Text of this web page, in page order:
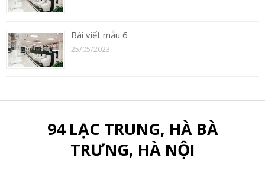
Bài viết mẫu 6
25/05/2023
94 LẠC TRUNG, HÀ BÀ
TRƯNG, HÀ NỘI